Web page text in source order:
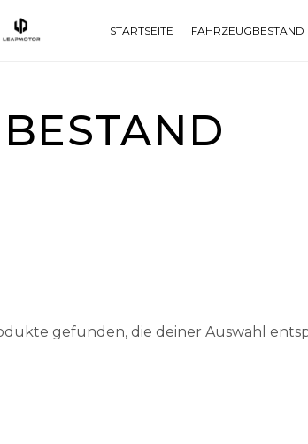
STARTSEITE FAHRZEUGBESTAND
gefunden, die deiner Auswahl